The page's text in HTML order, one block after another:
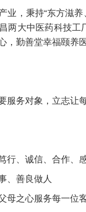
业，秉持“东方滋
两大中医药科技
，勤善堂幸福颐养
服务对象，立志让
行、诚信、合作、
、善良做人
母之心服务每一位